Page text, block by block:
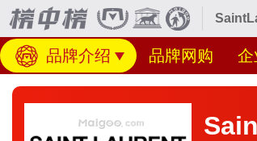
品牌介绍 品牌网购 企